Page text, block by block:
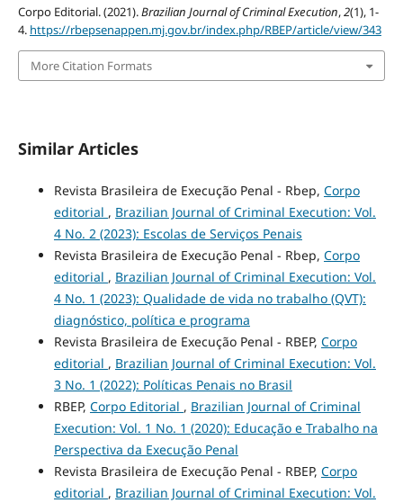
Corpo Editorial. (2021).Brazilian Journal of Criminal Execution,2(1), 1-
4. https://rbepsenappen.mj.gov.br/index.php/RBEP/article/view/343
More Citation Formats
Similar Articles
Revista Brasileira de Execução Penal - Rbep, Corpo
editorial , Brazilian Journal of Criminal Execution: Vol.
4 No. 2 (2023): Escolas de Serviços Penais
Revista Brasileira de Execução Penal - Rbep, Corpo
editorial , Brazilian Journal of Criminal Execution: Vol.
4 No. 1 (2023): Qualidade de vida no trabalho (QVT):
diagnóstico, política e programa
Revista Brasileira de Execução Penal - RBEP, Corpo
editorial , Brazilian Journal of Criminal Execution: Vol.
3 No. 1 (2022): Políticas Penais no Brasil
RBEP, Corpo Editorial , Brazilian Journal of Criminal
Execution: Vol. 1 No. 1 (2020): Educação e Trabalho na
Perspectiva da Execução Penal
Revista Brasileira de Execução Penal - RBEP, Corpo
editorial , Brazilian Journal of Criminal Execution: Vol.